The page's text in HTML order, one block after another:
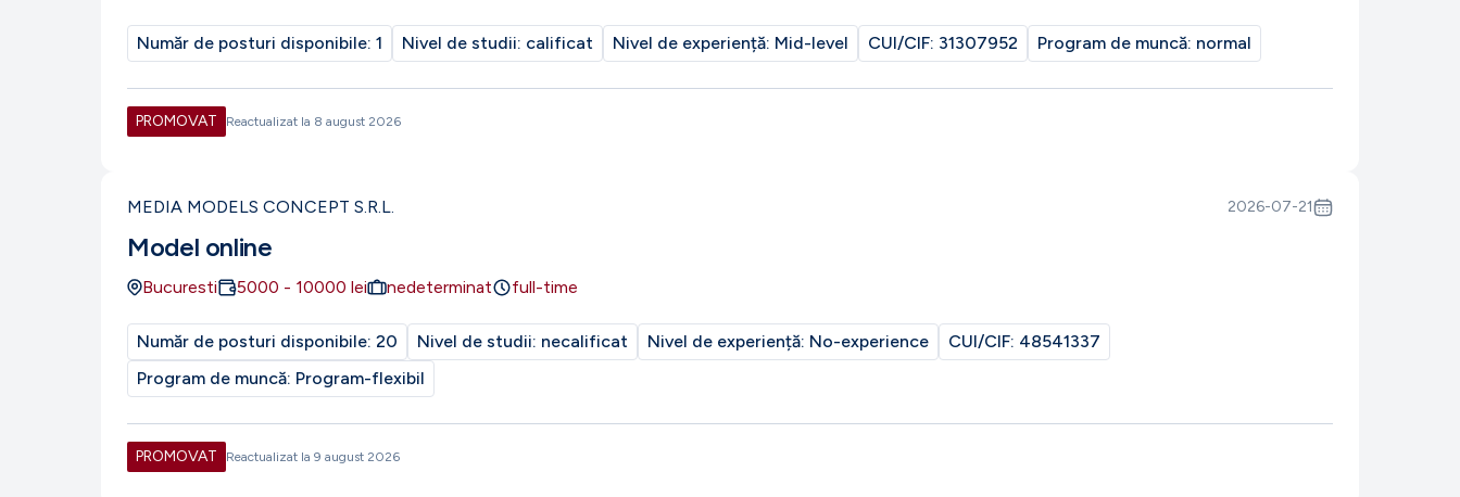
Număr de posturi disponibile: 1 Nivel de studii: calificat Nivel de experiență: Mid-level CUI/CIF: 31307952 Program de muncă: normal
PROMOVAT Reactualizat la 8 august 2026
MEDIA MODELS CONCEPT S.R.L. 2026-07-21
Model online
Bucuresti 5000 - 10000 lei nedeterminat full-time
Număr de posturi disponibile: 20 Nivel de studii: necalificat Nivel de experiență: No-experience CUI/CIF: 48541337
Program de muncă: Program-flexibil
PROMOVAT Reactualizat la 9 august 2026